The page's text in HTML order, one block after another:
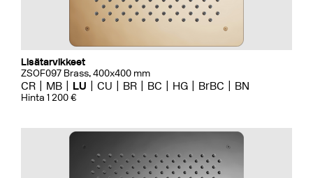
Lisätarvikkeet
ZSOF097 Brass, 400x400 mm
CR MB LU CU BR BC HG BrBC BN
Hinta 1 200 €